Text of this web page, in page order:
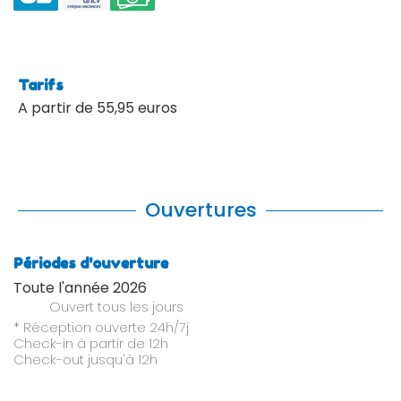
Tarifs
A partir de 55,95 euros
Ouvertures
Périodes d'ouverture
Toute l'année 2026
Ouvert tous les jours
* Réception ouverte 24h/7j
Check-in à partir de 12h
Check-out jusqu'à 12h